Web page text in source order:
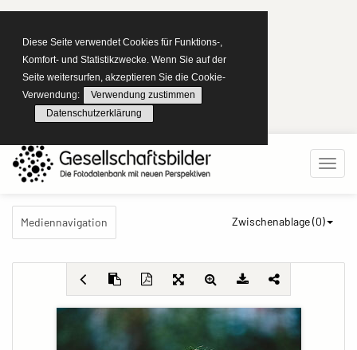
Diese Seite verwendet Cookies für Funktions-,
Komfort- und Statistikzwecke. Wenn Sie auf der
Seite weitersurfen, akzeptieren Sie die Cookie-
Verwendung:
Verwendung zustimmen
Datenschutzerklärung
Mediennavigation Zwischenablage (0)